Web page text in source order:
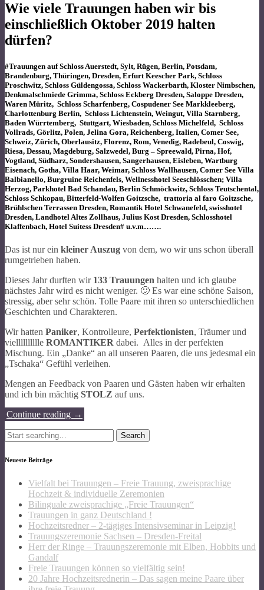
Wie viele Trauungen haben wir bis
einschließlich Oktober 2019 halten
dürfen?
#Trauungen auf Schloss Auerstedt, Sylt, Rügen, Berlin, Potsdam,
Brandenburg, Thüringen, Dresden, Erfurt Keescher Park, Schloss
Proschwitz, Schloss Güldengossa, Schloss Wackerbarth, Kloster Nimbschen,
Denkmalschmiede Grimma, Schloss Eckberg Dresden, Saloppe Dresden,
Waren Müritz, Schloss Scharfenberg, Cospudener See Markkleeberg,
Charlottenburg Berlin, Schloss Lichtenstein, Weingut, Villa Starnberg,
Baden Würrtemberg, Stuttgart, Wiesbaden, Schloss Michelfeld, Schloss
Vollrads, Görlitz, Polen, Jelina Gora, Reichenberg, Italien, Comer See,
Schweiz, Zürich, Oberlausitz, Florenz, Rom, Venedig, Radebeul, Coswig,
Riesa, Dessau, Magdeburg, Salzwedel, Burg – Spreewald, Pirna, Hof,
Vogtland, Südharz, Sondershausen, Sangerhausen, Eisleben, Wartburg
Eisenach, Gotha, Villa Haar, Weimar, Schloss Wallhausen, Comer See Villa
Balbianello, Burgruine Reichenfels, Wellnesshotel Seeschlösschen; Villa
Herzog, Parkhotel Bad Schandau, Berlin Schmöckwitz, Schloss Teutschental,
Schloss Schkopau, Bitterfeld-Wolfen Goitzsche, trattoria al faro Goitzsche,
Brühlschen Terrassen Dresden, Romantik Hotel Schwanefeld, swisshotel
Dresden, Landhotel Altes Zollhaus, Julius Kost Dresden, Schlosshotel
Klaffenbach, Hotel Suitess Dresden# u.v.m…….
Das ist nur ein kleiner Auszug von dem, wo wir uns schon überall
rumgetrieben haben.
Dieses Jahr durften wir 133 Trauungen halten und ich glaube
nächstes Jahr wird es nicht weniger. 🙂 Es war eine schöne Saison,
stressig, aber sehr schön. Tolle Paare mit ihren so unterschiedlichen
Geschichten und Charakteren.
Wir hatten Paniker, Kontrolleure, Perfektionisten, Träumer und
vielllllllllle ROMANTIKER dabei. Alles in der perfekten
Mischung. Ein „Danke“ an all unseren Paaren, die uns jedesmal ein
„Tschaka“ Gefühl verleihen.
Mengen an Feedback von Paaren und Gästen haben wir erhalten
und ich bin mächtig STOLZ auf uns.
Continue reading →
Search
for:
Neueste Beiträge
Vielfalt bei Trauungen – Freie Trauung, zweisprachige
Hochzeit & individuelle Zeremonien
Bilinguale zweisprachige „Freie Trauungen“
Trauungen in ganz Deutschland !
Hochzeitsredner – 2-tägiges Intensivseminar in Leipzig!
Trauungszeremonie Sachsen – Dresden-Freital
Herr der Ringe – Trauungszeremonie mit Elben, Hobbits und
Gandalf
Freie Trauungen können so vielfältig sein!
20 Jahre Hochzeitsrednerin – Das sagen meine Paare über